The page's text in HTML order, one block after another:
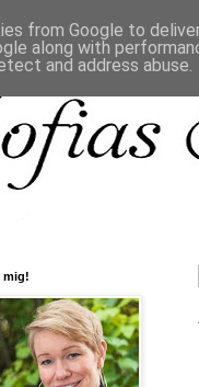
mig!
from Google to
along with
and address abuse.